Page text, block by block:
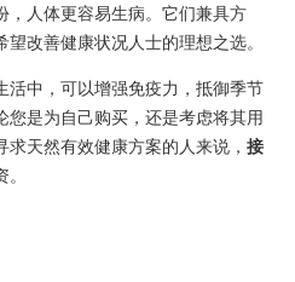
，人体更容易生病。它们兼具方
改善健康状况人士的理想之选。
活中，可以增强免疫力，抵御季节
您是为自己购买，还是考虑将其用
天然有效健康方案的人来说， 接